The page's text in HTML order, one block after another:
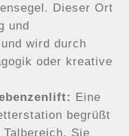
Dieser Ort
und
wird durch
oder kreative
Eine
begrüßt
Sie